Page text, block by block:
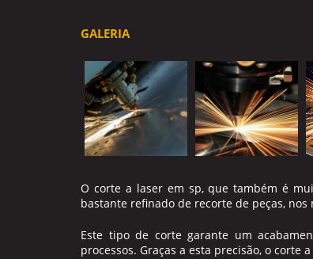
GALERIA
O corte a laser em sp, que também é
bastante refinado de recorte de peças,
Este tipo de corte garante um
processos. Graças a esta precisão, o corte